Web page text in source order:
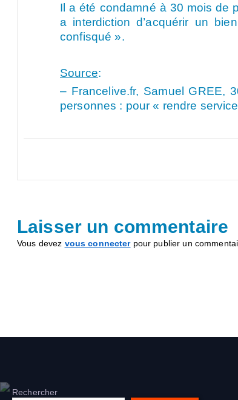
Il a été condamné à 30 mois de
a interdiction d’acquérir un
confisqué ».
Source:
– Francelive.fr, Samuel GREE,
personnes : pour « rendre
Laisser un commentaire
Vous devez vous connecterpour publier un
Rechercher